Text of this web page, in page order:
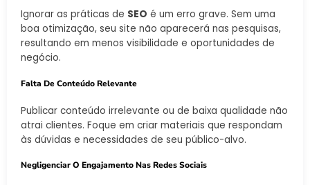
Ignorar as práticas de SEO é um erro grave. Sem uma
boa otimização, seu site não aparecerá nas pesquisas,
resultando em menos visibilidade e oportunidades de
negócio.
Falta De Conteúdo Relevante
Publicar conteúdo irrelevante ou de baixa qualidade não
atrai clientes. Foque em criar materiais que respondam
às dúvidas e necessidades de seu público-alvo.
Negligenciar O Engajamento Nas Redes Sociais